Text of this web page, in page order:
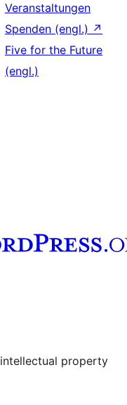
Veranstaltungen
Spenden (engl.) ↗
Five for the Future
(engl.)
besuchen
property